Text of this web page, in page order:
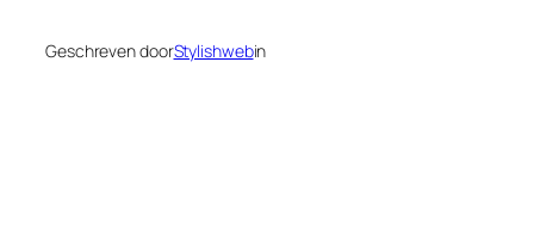
Geschreven doorStylishwebin